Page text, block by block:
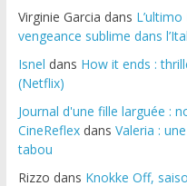
Virginie Garcia dans
vengeance sublime dans
Isnel dans How it ends :
(Netflix)
Journal d'une fille larguée :
CineReflexdans Valeria :
tabou
Rizzo dans Knokke Off,